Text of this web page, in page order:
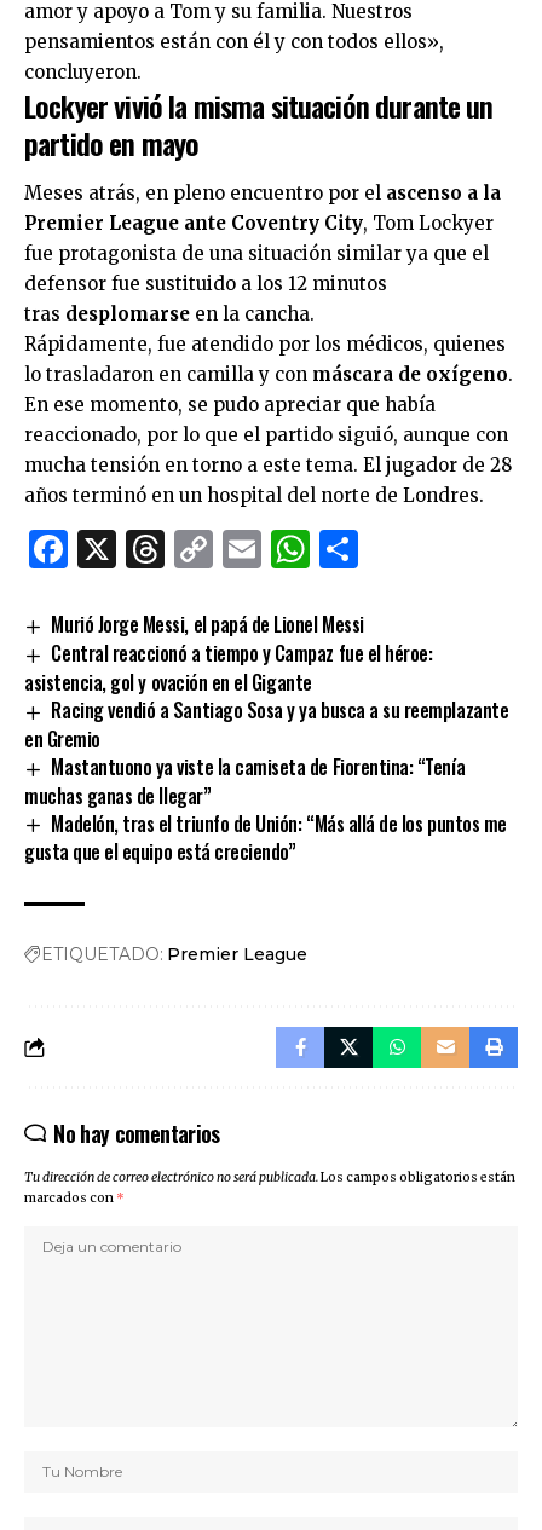
amor y apoyo a Tom y su familia. Nuestros
pensamientos están con él y con todos ellos»,
concluyeron.
Lockyer vivió la misma situación durante un
partido en mayo
Meses atrás, en pleno encuentro por el ascenso a la
Premier League ante Coventry City, Tom Lockyer
fue protagonista de una situación similar ya que el
defensor fue sustituido a los 12 minutos
tras desplomarse en la cancha.
Rápidamente, fue atendido por los médicos, quienes
lo trasladaron en camilla y con máscara de oxígeno.
En ese momento, se pudo apreciar que había
reaccionado, por lo que el partido siguió, aunque con
mucha tensión en torno a este tema. El jugador de 28
años terminó en un hospital del norte de Londres.
Facebook
X Threads
CopyEmailWhatsApp
Murió Jorge Messi, el papá de Lionel Messi
Central reaccionó a tiempo y Campaz fue el héroe:
asistencia, gol y ovación en el Gigante
Racing vendió a Santiago Sosa y ya busca a su reemplazante
en Gremio
Mastantuono ya viste la camiseta de Fiorentina: “Tenía
muchas ganas de llegar”
Madelón, tras el triunfo de Unión: “Más allá de los puntos me
gusta que el equipo está creciendo”
ETIQUETADO: Premier League
No hay comentarios
Tu dirección de correo electrónico no será publicada.Los campos obligatorios están
marcados con *